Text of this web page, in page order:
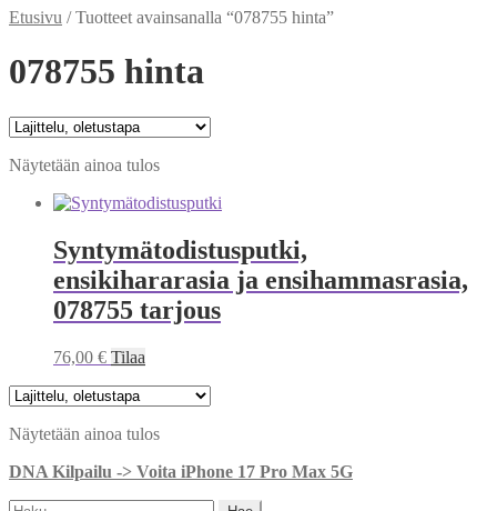
Etusivu /Tuotteet avainsanalla “078755 hinta”
078755 hinta
Näytetään ainoa tulos
Syntymätodistusputki,
ensikihararasia ja ensihammasrasia,
078755 tarjous
76,00 € Tilaa
Näytetään ainoa tulos
DNA Kilpailu -> Voita iPhone 17 Pro Max 5G